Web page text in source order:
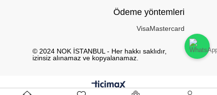
Ödeme yöntemleri
VisaMastercard
© 2024 NOK İSTANBUL - Her hakkı saklıdır,
izinsiz alınamaz ve kopyalanamaz.